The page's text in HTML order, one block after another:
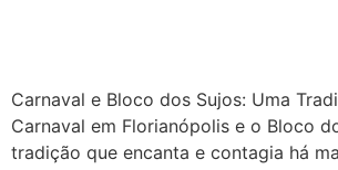
Carnaval e Bloco dos Sujos: Uma
Carnaval em Florianópolis e o Bloco
tradição que encanta e contagia há